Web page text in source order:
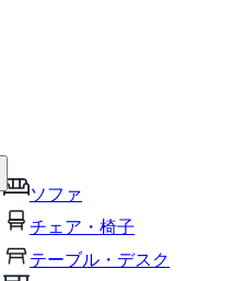
ソファ
チェア・椅子
テーブル・デスク
て、カートに追加できます